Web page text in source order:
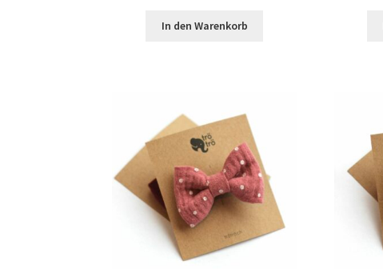
In den Warenkorb